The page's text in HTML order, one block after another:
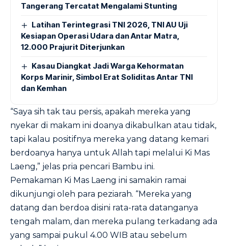
Tangerang Tercatat Mengalami Stunting
Latihan Terintegrasi TNI 2026, TNI AU Uji
Kesiapan Operasi Udara dan Antar Matra,
12.000 Prajurit Diterjunkan
Kasau Diangkat Jadi Warga Kehormatan
Korps Marinir, Simbol Erat Soliditas Antar TNI
dan Kemhan
“Saya sih tak tau persis, apakah mereka yang
nyekar di makam ini doanya dikabulkan atau tidak,
tapi kalau positifnya mereka yang datang kemari
berdoanya hanya untuk Allah tapi melalui Ki Mas
Laeng,” jelas pria pencari Bambu ini.
Pemakaman Ki Mas Laeng ini samakin ramai
dikunjungi oleh para peziarah. “Mereka yang
datang dan berdoa disini rata-rata datanganya
tengah malam, dan mereka pulang terkadang ada
yang sampai pukul 4.00 WIB atau sebelum